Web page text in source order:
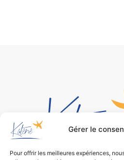
Gérer le
Pour offrir les meilleures expériences,